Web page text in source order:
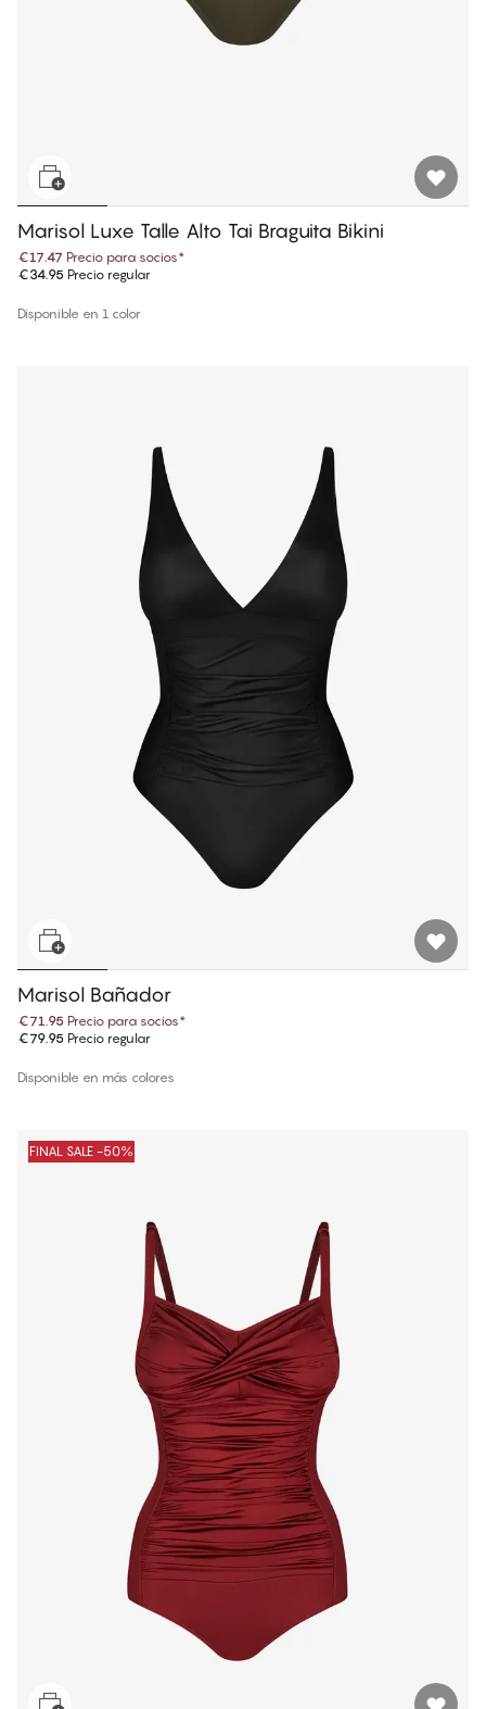
Marisol Luxe Talle Alto Tai Braguita Bikini
€17.47 Precio para socios*
€34.95 Precio regular
Disponible en 1 color
Marisol Bañador
€71.95 Precio para socios*
€79.95 Precio regular
Disponible en más colores
FINAL SALE -50%